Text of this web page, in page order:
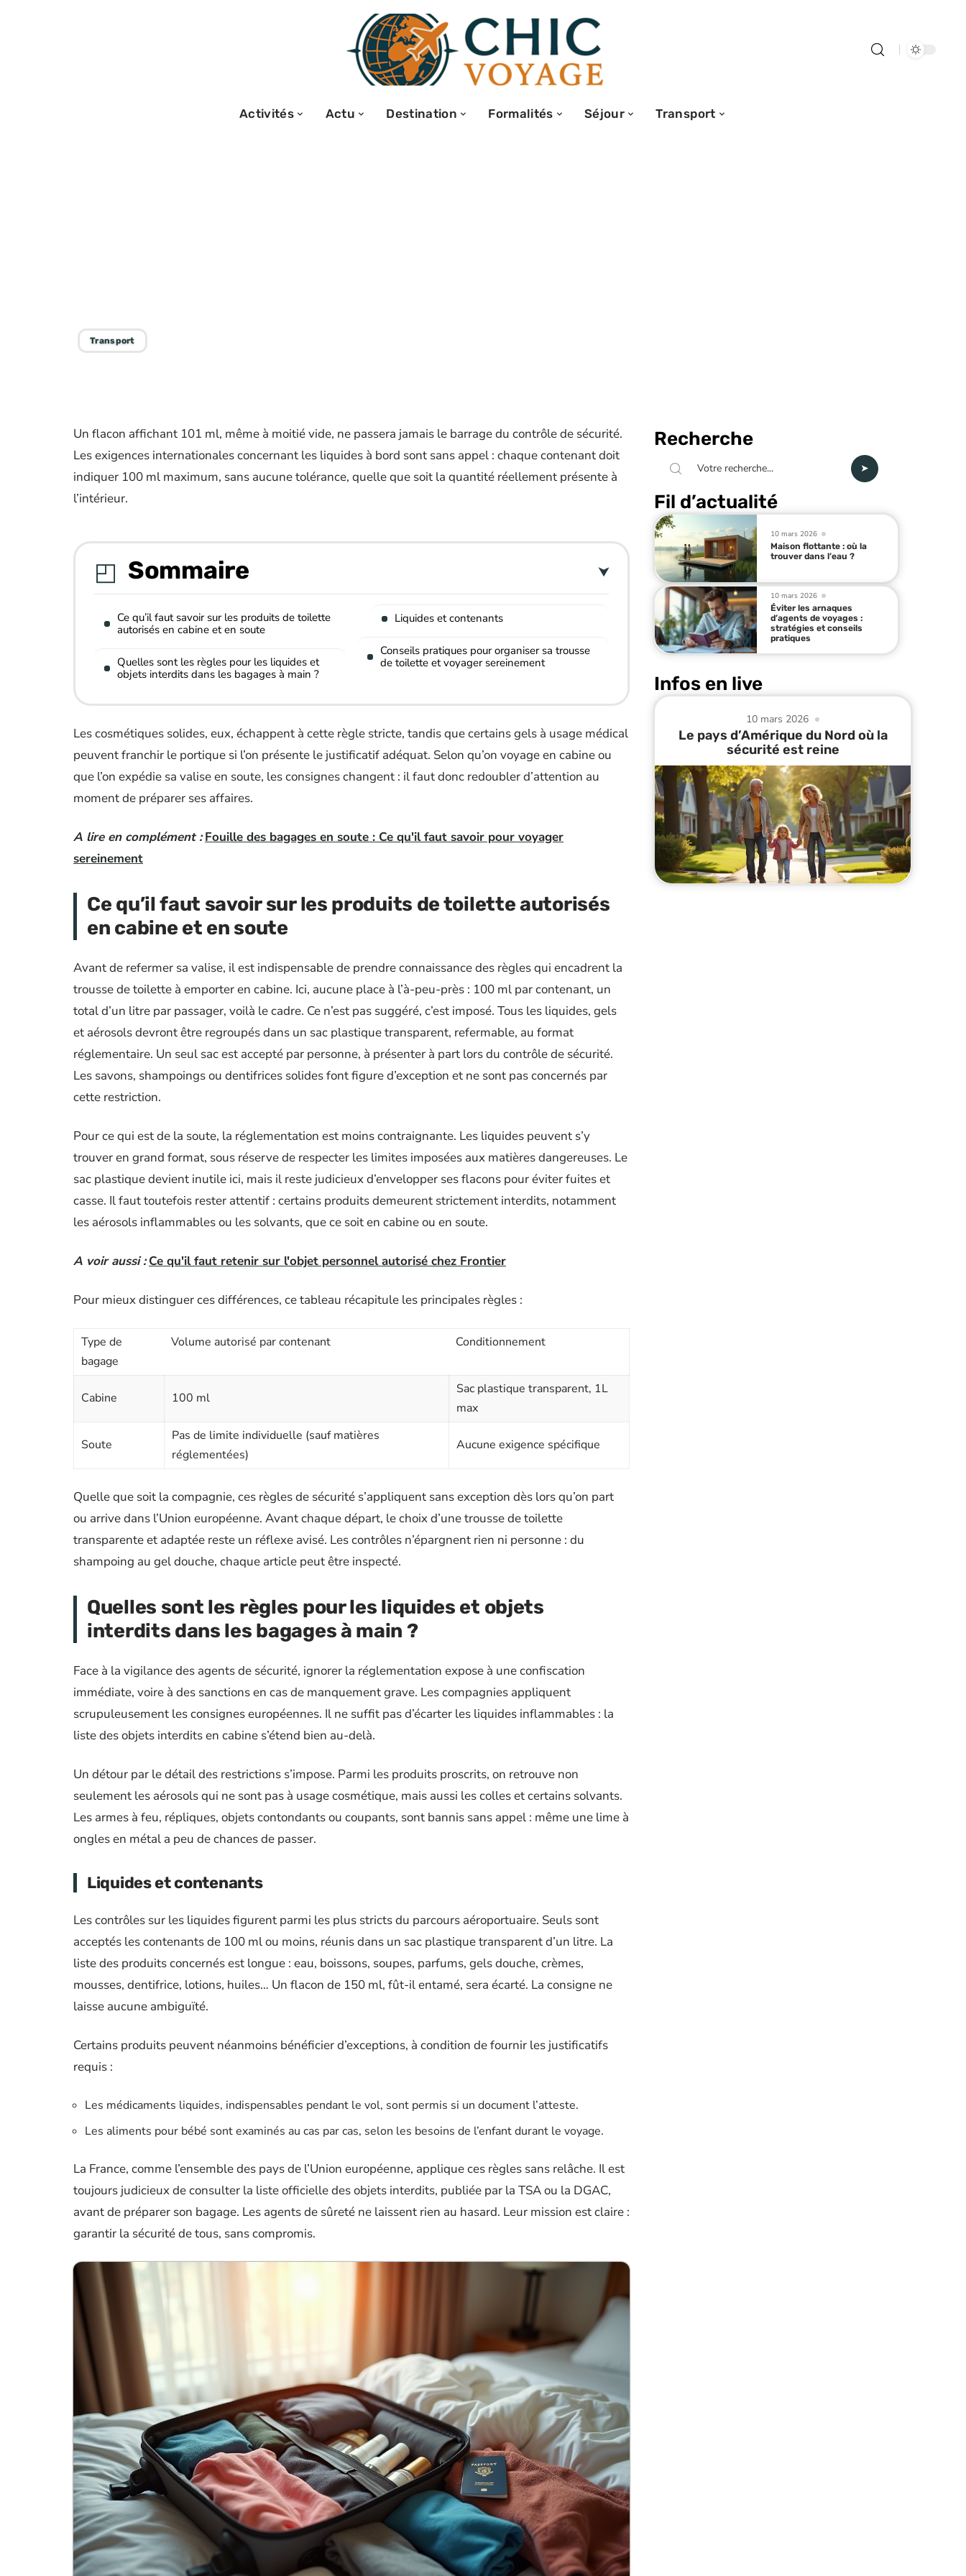
Activités Actu Destination Formalités Séjour Transport
Transport
Un flacon affichant 101 ml, même à moitié vide, ne passera jamais le barrage du contrôle de sécurité.
Les exigences internationales concernant les liquides à bord sont sans appel : chaque contenant doit
indiquer 100 ml maximum, sans aucune tolérance, quelle que soit la quantité réellement présente à
l’intérieur.
Sommaire
Ce qu’il faut savoir sur les produits de toilette
autorisés en cabine et en soute
Quelles sont les règles pour les liquides et
objets interdits dans les bagages à main ?
Liquides et contenants
Conseils pratiques pour organiser sa trousse
de toilette et voyager sereinement
Les cosmétiques solides, eux, échappent à cette règle stricte, tandis que certains gels à usage médical
peuvent franchir le portique si l’on présente le justificatif adéquat. Selon qu’on voyage en cabine ou
que l’on expédie sa valise en soute, les consignes changent : il faut donc redoubler d’attention au
moment de préparer ses affaires.
A lire en complément : Fouille des bagages en soute : Ce qu'il faut savoir pour voyager
sereinement
Ce qu’il faut savoir sur les produits de toilette autorisés
en cabine et en soute
Avant de refermer sa valise, il est indispensable de prendre connaissance des règles qui encadrent la
trousse de toilette à emporter en cabine. Ici, aucune place à l’à-peu-près : 100 ml par contenant, un
total d’un litre par passager, voilà le cadre. Ce n’est pas suggéré, c’est imposé. Tous les liquides, gels
et aérosols devront être regroupés dans un sac plastique transparent, refermable, au format
réglementaire. Un seul sac est accepté par personne, à présenter à part lors du contrôle de sécurité.
Les savons, shampoings ou dentifrices solides font figure d’exception et ne sont pas concernés par
cette restriction.
Pour ce qui est de la soute, la réglementation est moins contraignante. Les liquides peuvent s’y
trouver en grand format, sous réserve de respecter les limites imposées aux matières dangereuses. Le
sac plastique devient inutile ici, mais il reste judicieux d’envelopper ses flacons pour éviter fuites et
casse. Il faut toutefois rester attentif : certains produits demeurent strictement interdits, notamment
les aérosols inflammables ou les solvants, que ce soit en cabine ou en soute.
A voir aussi : Ce qu'il faut retenir sur l'objet personnel autorisé chez Frontier
Pour mieux distinguer ces différences, ce tableau récapitule les principales règles :
Type de
bagage
Volume autorisé par contenant Conditionnement
Cabine 100 ml
Sac plastique transparent, 1L
max
Soute
Pas de limite individuelle (sauf matières
réglementées)
Aucune exigence spécifique
Quelle que soit la compagnie, ces règles de sécurité s’appliquent sans exception dès lors qu’on part
ou arrive dans l’Union européenne. Avant chaque départ, le choix d’une trousse de toilette
transparente et adaptée reste un réflexe avisé. Les contrôles n’épargnent rien ni personne : du
shampoing au gel douche, chaque article peut être inspecté.
Quelles sont les règles pour les liquides et objets
interdits dans les bagages à main ?
Face à la vigilance des agents de sécurité, ignorer la réglementation expose à une confiscation
immédiate, voire à des sanctions en cas de manquement grave. Les compagnies appliquent
scrupuleusement les consignes européennes. Il ne suffit pas d’écarter les liquides inflammables : la
liste des objets interdits en cabine s’étend bien au-delà.
Un détour par le détail des restrictions s’impose. Parmi les produits proscrits, on retrouve non
seulement les aérosols qui ne sont pas à usage cosmétique, mais aussi les colles et certains solvants.
Les armes à feu, répliques, objets contondants ou coupants, sont bannis sans appel : même une lime à
ongles en métal a peu de chances de passer.
Liquides et contenants
Les contrôles sur les liquides figurent parmi les plus stricts du parcours aéroportuaire. Seuls sont
acceptés les contenants de 100 ml ou moins, réunis dans un sac plastique transparent d’un litre. La
liste des produits concernés est longue : eau, boissons, soupes, parfums, gels douche, crèmes,
mousses, dentifrice, lotions, huiles… Un flacon de 150 ml, fût-il entamé, sera écarté. La consigne ne
laisse aucune ambiguïté.
Certains produits peuvent néanmoins bénéficier d’exceptions, à condition de fournir les justificatifs
requis :
Les médicaments liquides, indispensables pendant le vol, sont permis si un document l’atteste.
Les aliments pour bébé sont examinés au cas par cas, selon les besoins de l’enfant durant le voyage.
La France, comme l’ensemble des pays de l’Union européenne, applique ces règles sans relâche. Il est
toujours judicieux de consulter la liste officielle des objets interdits, publiée par la TSA ou la DGAC,
avant de préparer son bagage. Les agents de sûreté ne laissent rien au hasard. Leur mission est claire :
garantir la sécurité de tous, sans compromis.
Recherche
Fil d’actualité
10 mars 2026
Maison flottante : où la
trouver dans l’eau ?
10 mars 2026
Éviter les arnaques
d’agents de voyages :
stratégies et conseils
pratiques
Infos en live
10 mars 2026
Le pays d’Amérique du Nord où la
sécurité est reine